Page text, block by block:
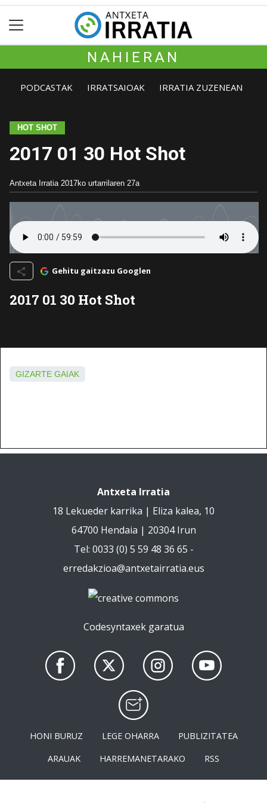
NAHIERAN
PODCASTAK IRRATSAIOAK IRRATIA ZUZENEAN
HOT SHOT
2017 01 30 Hot Shot
Antxeta Irratia 2017ko urtarrilaren 27a
Gehitu gaitzazu Googlen
2017 01 30 Hot Shot
GIZARTE GAIAK
Antxeta Irratia
18 Lekueder karrika | Eliza kalea, 10
64700 Hendaia | 20304 Irun
Tel: 0033 (0) 5 59 48 36 65 -
erredakzioa@antxetairratia.eus
Codesyntaxek garatua
HONI BURUZ LEGE OHARRA
PUBLIZITATEA
ARAUAK
HARREMANETARAKO RSS